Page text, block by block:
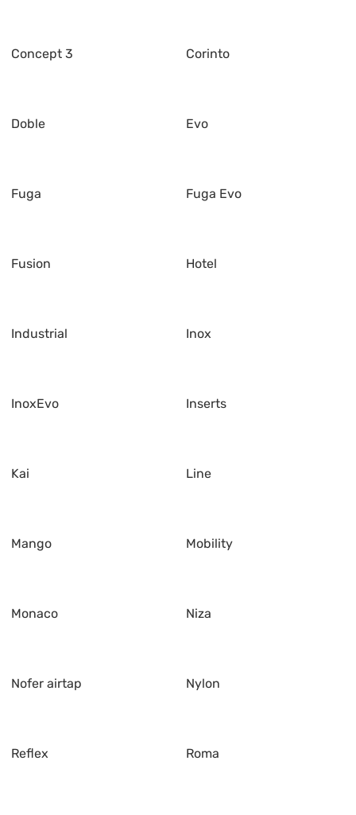
Concept 3 Corinto
Doble Evo
Fuga Fuga Evo
Fusion Hotel
Industrial Inox
InoxEvo Inserts
Kai Line
Mango Mobility
Monaco Niza
Nofer airtap Nylon
Reflex Roma